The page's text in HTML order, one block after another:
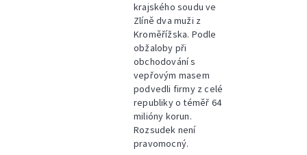
krajského soudu ve
Zlíně dva muži z
Kroměřížska. Podle
obžaloby při
obchodování s
vepřovým masem
podvedli firmy z celé
republiky o téměř 64
milióny korun.
Rozsudek není
pravomocný.